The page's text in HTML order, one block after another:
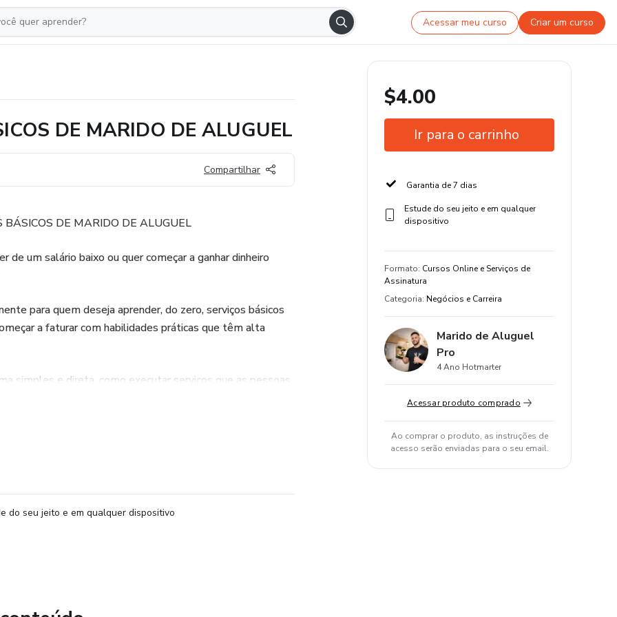
Acessar meu curso Criar um curso
DE MARIDO DE ALUGUEL
Compartilhar
BÁSICOS DE MARIDO DE ALUGUEL
de um salário baixo ou quer começar a ganhar dinheiro
para quem deseja aprender, do zero, serviços básicos
a faturar com habilidades práticas que têm alta
simples e direta, como executar serviços que as pessoas
ainda: como transformar isso em uma renda extra
do seu jeito e em qualquer dispositivo
$4.00
Ir para o carrinho
Garantia de 7 dias
Estude do seu jeito e em qualquer
dispositivo
Formato: Cursos Online e Serviços de
Assinatura
Categoria: Negócios e Carreira
Marido de Aluguel
Pro
4 Ano Hotmarter
Acessar produto comprado
Ao comprar o produto, as instruções de
acesso serão enviadas para o seu email.